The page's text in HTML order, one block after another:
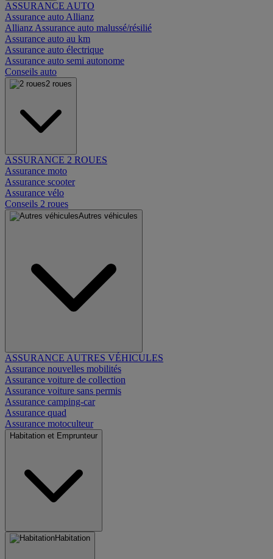
ASSURANCE AUTO
Assurance auto Allianz
Allianz Assurance auto malussé/résilié
Assurance auto au km
Assurance auto électrique
Assurance auto semi autonome
Conseils auto
2 roues
ASSURANCE 2 ROUES
Assurance moto
Assurance scooter
Assurance vélo
Conseils 2 roues
Autres véhicules
ASSURANCE AUTRES VÉHICULES
Assurance nouvelles mobilités
Assurance voiture de collection
Assurance voiture sans permis
Assurance camping-car
Assurance quad
Assurance motoculteur
Habitation et Emprunteur
Habitation